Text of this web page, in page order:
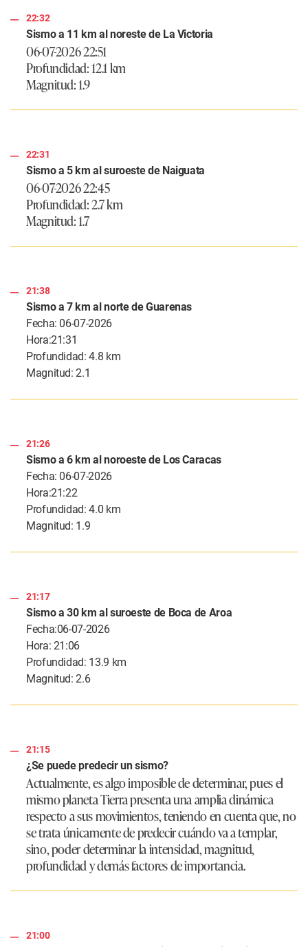
22:32
Sismo a 11 km al noreste de La Victoria
06-07-2026 22:51
Profundidad: 12.1 km
Magnitud: 1.9
22:31
Sismo a 5 km al suroeste de Naiguata
06-07-2026 22:45
Profundidad: 2.7 km
Magnitud: 1.7
21:38
Sismo a 7 km al norte de Guarenas
Fecha: 06-07-2026
Hora:21:31
Profundidad: 4.8 km
Magnitud: 2.1
21:26
Sismo a 6 km al noroeste de Los Caracas
Fecha: 06-07-2026
Hora:21:22
Profundidad: 4.0 km
Magnitud: 1.9
21:17
Sismo a 30 km al suroeste de Boca de Aroa
Fecha:06-07-2026
Hora: 21:06
Profundidad: 13.9 km
Magnitud: 2.6
21:15
¿Se puede predecir un sismo?
Actualmente, es algo imposible de determinar, pues el
mismo planeta Tierra presenta una amplia dinámica
respecto a sus movimientos, teniendo en cuenta que, no
se trata únicamente de predecir cuándo va a templar,
sino, poder determinar la intensidad, magnitud,
profundidad y demás factores de importancia.
21:00